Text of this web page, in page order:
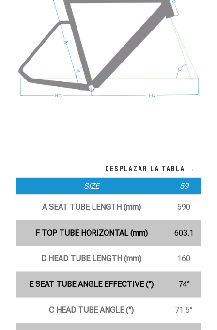
SIZE 59
A SEAT TUBE LENGTH (mm) 590
F TOP TUBE HORIZONTAL (mm) 603.1
D HEAD TUBE LENGTH (mm) 160
E SEAT TUBE ANGLE EFFECTIVE (°) 74°
C HEAD TUBE ANGLE (°) 71.5°